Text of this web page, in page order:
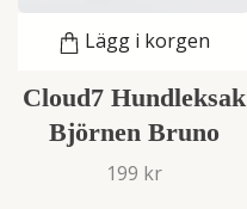
Lägg i korgen
Cloud7 Hundleksak
Björnen Bruno
199 kr